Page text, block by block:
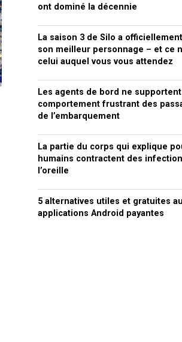
ont dominé la décennie
La saison 3 de Silo a
son meilleur personnage – et ce
celui auquel vous vous attendez
Les agents de bord ne
comportement frustrant des
de l’embarquement
La partie du corps qui explique
humains contractent des
l’oreille
5 alternatives utiles et gratuites
applications Android payantes